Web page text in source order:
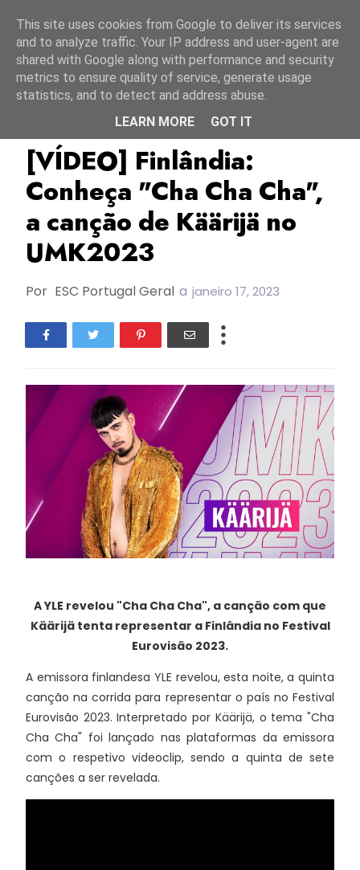
Finlândia Käärijä
[VÍDEO] Finlândia:
Conheça "Cha Cha Cha",
a canção de Käärijä no
UMK2023
Por ESC Portugal Geral a janeiro 17, 2023
A YLE revelou "Cha Cha Cha", a canção com que
Käärijä tenta representar a Finlândia no Festival
Eurovisão 2023.
A emissora finlandesa YLE revelou, esta noite, a quinta
canção na corrida para representar o país no Festival
Eurovisão 2023. Interpretado por Käärijä, o tema "Cha
Cha Cha" foi lançado nas plataformas da emissora
com o respetivo videoclip, sendo a quinta de sete
canções a ser revelada.
This site uses cookies from Google to deliver its services
and to analyze traffic. Your IP address and user-agent are
shared with Google along with performance and security
metrics to ensure quality of service, generate usage
statistics, and to detect and address abuse.
LEARN MORE
GOT IT